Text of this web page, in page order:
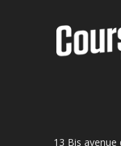
13 Bis